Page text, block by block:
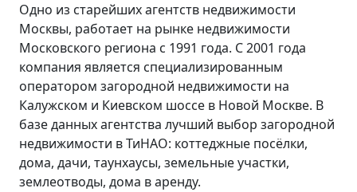
Одно из старейших агентств недвижимости
Москвы, работает на рынке недвижимости
Московского региона с 1991 года. С 2001 года
компания является специализированным
оператором загородной недвижимости на
Калужском и Киевском шоссе в Новой Москве. В
базе данных агентства лучший выбор загородной
недвижимости в ТиНАО: коттеджные посёлки,
дома, дачи, таунхаусы, земельные участки,
землеотводы, дома в аренду.